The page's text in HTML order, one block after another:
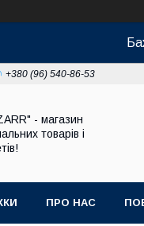
+380 (96) 540-86-53
- магазин
товарів і
ПРО НАС